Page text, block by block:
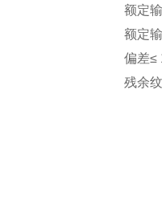
额定
额定
偏差≤
残余